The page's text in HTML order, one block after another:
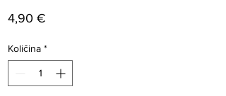
4,90 €
Količina *